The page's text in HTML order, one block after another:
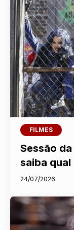
FILMES
Sessão
saiba
24/07/2026